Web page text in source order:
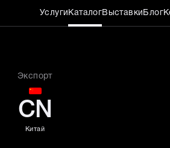
Услуги КаталогВыставки Блог
надувной
Экспорт
CN
Китай